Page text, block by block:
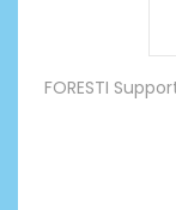
FORESTI